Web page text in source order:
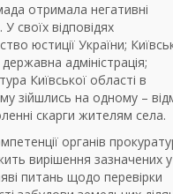
отримала негативні
У своїх відповідях
юстиції України;
адміністрація;
Київської області в
зійшлись на одному –
скарги жителям села.
органів
вирішення зазначених у
питань щодо перевірки